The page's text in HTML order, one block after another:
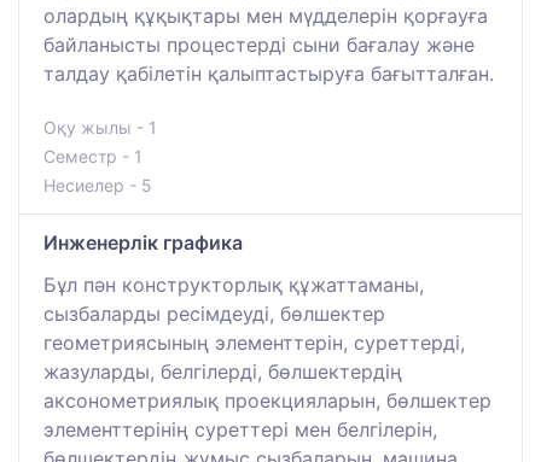
олардың құқықтары мен мүдделерін қорғауға
байланысты процестерді сыни бағалау және
талдау қабілетін қалыптастыруға бағытталған.
Оқу жылы - 1
Семестр - 1
Несиелер - 5
Инженерлік графика
Бұл пән конструкторлық құжаттаманы,
сызбаларды ресімдеуді, бөлшектер
геометриясының элементтерін, суреттерді,
жазуларды, белгілерді, бөлшектердің
аксонометриялық проекцияларын, бөлшектер
элементтерінің суреттері мен белгілерін,